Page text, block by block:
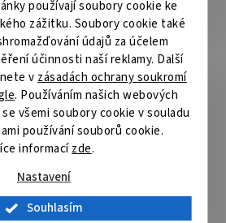
používají soubory cookie ke
zážitku. Soubory cookie také
údajů za účelem
účinnosti naší reklamy. Další
v zásadách ochrany soukromí
. Používáním našich webových
všemi soubory cookie v souladu
používání souborů cookie.
informacízde.
Nastavení
Souhlasím
kontrolovat míru zaplnění. Funkce
spuštění zařízení dětmi
NBÚ:2 - důvěrné
P4, T4
17 l